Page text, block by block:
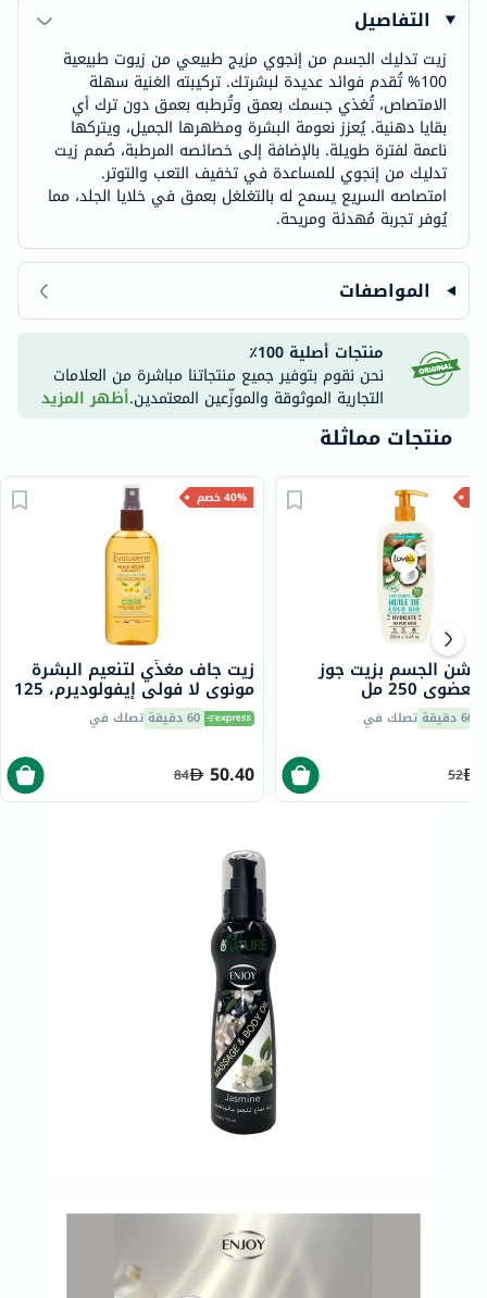
التفاصيل
زيت تدليك الجسم من إنجوي مزيج طبيعي من زيوت طبيعية
100% تُقدم فوائد عديدة لبشرتك. تركيبته الغنية سهلة
الامتصاص، تُغذي جسمك بعمق وتُرطبه بعمق دون ترك أي
بقايا دهنية. يُعزز نعومة البشرة ومظهرها الجميل، ويتركها
ناعمة لفترة طويلة. بالإضافة إلى خصائصه المرطبة، صُمم زيت
تدليك من إنجوي للمساعدة في تخفيف التعب والتوتر.
امتصاصه السريع يسمح له بالتغلغل بعمق في خلايا الجلد، مما
يُوفر تجربة مُهدئة ومريحة.
المواصفات
منتجات أصلية 100٪
نحن نقوم بتوفير جميع منتجاتنا مباشرة من العلامات
التجارية الموثوقة والموزّعين المعتمدين.أظهر المزيد
منتجات مماثلة
40% خصم
زيت جاف مغذّي لتنعيم البشرة
مونوي لا فولي إيفولوديرم، 125
مل 60 دقيقة تصلك في
50.40
84
لوشن الجسم بزيت جوز
250 مل
60 دقيقة تصلك في
52